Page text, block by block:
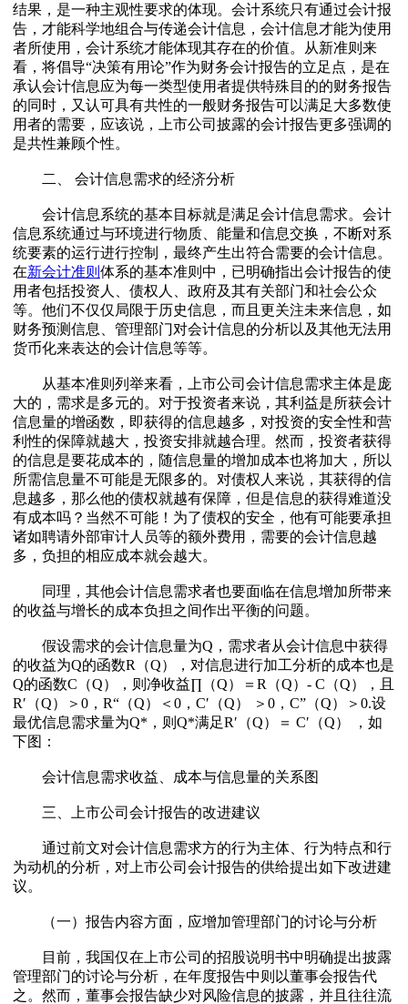
结果，是一种主观性要求的体现。会计系统只有通过会计报
告，才能科学地组合与传递会计信息，会计信息才能为使用
者所使用，会计系统才能体现其存在的价值。从新准则来
看，将倡导“决策有用论”作为财务会计报告的立足点，是在
承认会计信息应为每一类型使用者提供特殊目的的财务报告
的同时，又认可具有共性的一般财务报告可以满足大多数使
用者的需要，应该说，上市公司披露的会计报告更多强调的
是共性兼顾个性。
二、 会计信息需求的经济分析
会计信息系统的基本目标就是满足会计信息需求。会计
信息系统通过与环境进行物质、能量和信息交换，不断对系
统要素的运行进行控制，最终产生出符合需要的会计信息。
在新会计准则 体系的基本准则中，已明确指出会计报告的使
用者包括投资人、债权人、政府及其有关部门和社会公众
等。他们不仅仅局限于历史信息，而且更关注未来信息，如
财务预测信息、管理部门对会计信息的分析以及其他无法用
货币化来表达的会计信息等等。
从基本准则列举来看，上市公司会计信息需求主体是庞
大的，需求是多元的。对于投资者来说，其利益是所获会计
信息量的增函数，即获得的信息越多，对投资的安全性和营
利性的保障就越大，投资安排就越合理。然而，投资者获得
的信息是要花成本的，随信息量的增加成本也将加大，所以
所需信息量不可能是无限多的。对债权人来说，其获得的信
息越多，那么他的债权就越有保障，但是信息的获得难道没
有成本吗？当然不可能！为了债权的安全，他有可能要承担
诸如聘请外部审计人员等的额外费用，需要的会计信息越
多，负担的相应成本就会越大。
同理，其他会计信息需求者也要面临在信息增加所带来
的收益与增长的成本负担之间作出平衡的问题。
假设需求的会计信息量为Q，需求者从会计信息中获得
的收益为Q的函数R（Q），对信息进行加工分析的成本也是
Q的函数C（Q），则净收益∏（Q）＝R（Q）- C（Q），且
R′（Q）＞0，R“（Q）＜0，C′（Q） ＞0，C”（Q）＞0.设
最优信息需求量为Q*，则Q*满足R′（Q）＝ C′（Q） ，如
下图：
会计信息需求收益、成本与信息量的关系图
三、上市公司会计报告的改进建议
通过前文对会计信息需求方的行为主体、行为特点和行
为动机的分析，对上市公司会计报告的供给提出如下改进建
议。
（一）报告内容方面，应增加管理部门的讨论与分析
目前，我国仅在上市公司的招股说明书中明确提出披露
管理部门的讨论与分析，在年度报告中则以董事会报告代
之。然而，董事会报告缺少对风险信息的披露，并且往往流